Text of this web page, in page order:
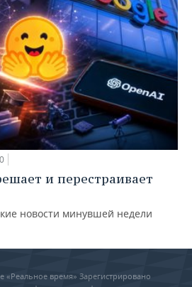
и перестраивает
новости минувшей недели
«Реальное время» Зарегистрировано